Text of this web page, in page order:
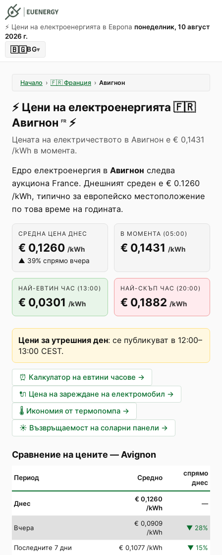
⚡️ Цени на електроенергията в Европа понеделник, 10 август
2026 г.
🇧🇬BG▾
Начало › 🇫🇷 Франция › Авигнон
⚡️ Цени на електроенергията 🇫🇷
Авигнон FR ⚡️
Цената на електричеството в Авигнон е € 0,1431
/kWh в момента.
Едро електроенергия в Авигнон следва
аукциона France. Днешният среден е € 0.1260
/kWh, типично за европейско местоположение
по това време на годината.
СРЕДНА ЦЕНА ДНЕС
€ 0,1260 /kWh
▲ 39% спрямо вчера
В МОМЕНТА (05:00)
€ 0,1431 /kWh
НАЙ-ЕВТИН ЧАС (13:00)
€ 0,0301 /kWh
НАЙ-СКЪП ЧАС (20:00)
€ 0,1882 /kWh
Цени за утрешния ден: се публикуват в 12:00–
13:00 CEST.
⏰ Калкулатор на евтини часове →
🔌 Цена на зареждане на електромобил →
🌡️ Икономия от термопомпа →
☀️ Възвръщаемост на соларни панели →
Сравнение на цените — Avignon
Период Средно
спрямо
днес
Днес
€ 0,1260
/kWh
—
Вчера
€ 0,0909
/kWh
▼ 28%
Последните 7 дни € 0,1077 /kWh ▼ 15%